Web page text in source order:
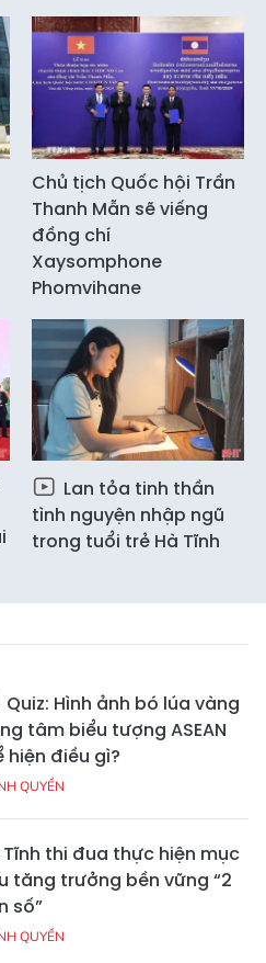
Chủ tịch Quốc hội Trần
Thanh Mẫn sẽ viếng
đồng chí
Xaysomphone
Phomvihane
Lan tỏa tinh thần
tình nguyện nhập ngũ
trong tuổi trẻ Hà Tĩnh
Quiz: Hình ảnh bó lúa vàng
tâm biểu tượng ASEAN
hiện điều gì?
QUYỀN
Tĩnh thi đua thực hiện mục
tăng trưởng bền vững “2
số”
QUYỀN